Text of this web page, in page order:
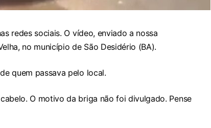
redes sociais. O vídeo, enviado a nossa
no município de São Desidério (BA).
quem passava pelo local.
O motivo da briga não foi divulgado. Pense